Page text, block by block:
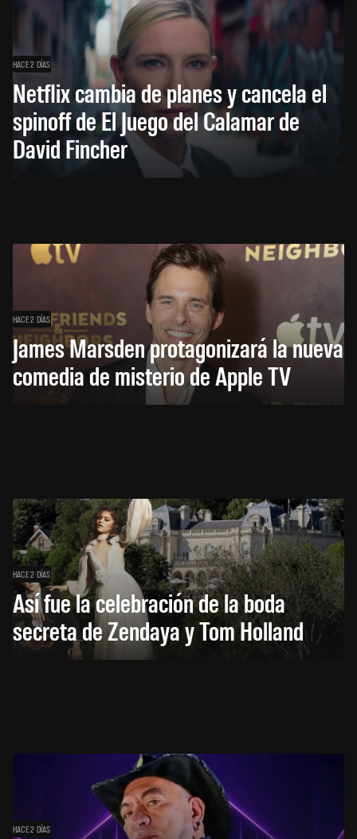
HACE 2 DÍAS
Netflix cambia de planes y cancela el
spinoff de El Juego del Calamar de
David Fincher
HACE 2 DÍAS
James Marsden protagonizará la nueva
comedia de misterio de Apple TV
HACE 2 DÍAS
Así fue la celebración de la boda
secreta de Zendaya y Tom Holland
HACE 2 DÍAS